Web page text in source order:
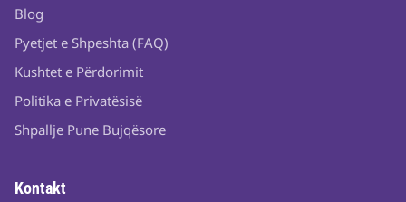
Blog
Pyetjet e Shpeshta (FAQ)
Kushtet e Përdorimit
Politika e Privatësisë
Shpallje Pune Bujqësore
Kontakt